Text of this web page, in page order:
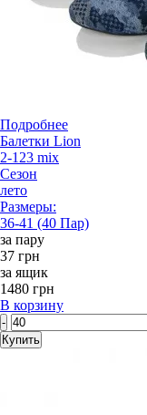
Подробнее
Балетки Lion
2-123 mix
Сезон
лето
Размеры:
36-41 (40 Пар)
за пару
37 грн
за ящик
1480 грн
В корзину
-
Купить